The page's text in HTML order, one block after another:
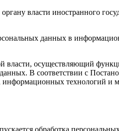
власти иностранного
данных в
власти, осуществляющий
В соответствии с
информационных технологий и
обработка